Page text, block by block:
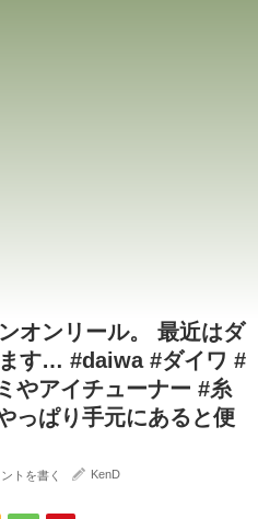
オンリール。 最近はダ
す… #daiwa #ダイワ #
やアイチューナー #糸
っぱり手元にあると便
トを書く KenD